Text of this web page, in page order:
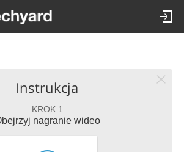
Instrukcja
KROK 1
nagranie wideo